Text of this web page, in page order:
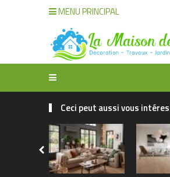
MENU PRINCIPAL
Ceci peut aussi vous